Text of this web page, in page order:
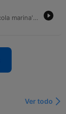
En este episodio, exploramos el relato 'La caracola marina' de Ray Bradbury. Tras una breve introducción a la vida y obra del autor, nos adentramos en la historia de Johnny, un niño enfermo que encuentra en una caracola un portal sensorial hacia el océano. A través del sonido de la caracola, Johnny experimenta la inmensidad del mar, una aventura que trasciende su encierro. El relato culmina cuando su madre, al descubrir el objeto, se ve envuelta en la misma conexión sensorial y profunda con el océano.
Ver todo